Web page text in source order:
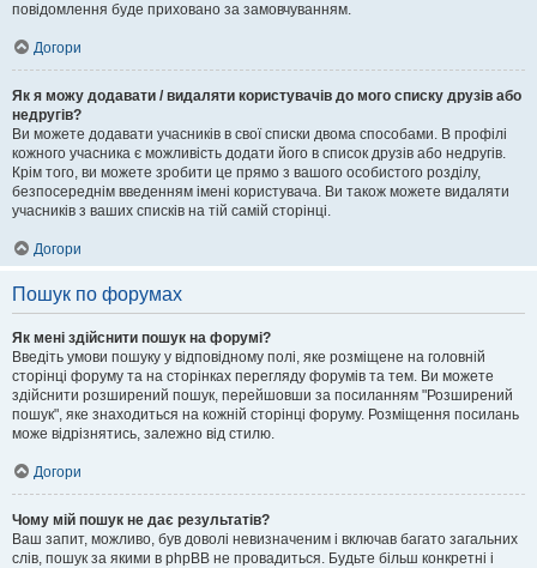
повідомлення буде приховано за замовчуванням.
Догори
Як я можу додавати / видаляти користувачів до мого списку друзів або
недругів?
Ви можете додавати учасників в свої списки двома способами. В профілі
кожного учасника є можливість додати його в список друзів або недругів.
Крім того, ви можете зробити це прямо з вашого особистого розділу,
безпосереднім введенням імені користувача. Ви також можете видаляти
учасників з ваших списків на тій самій сторінці.
Догори
Пошук по форумах
Як мені здійснити пошук на форумі?
Введіть умови пошуку у відповідному полі, яке розміщене на головній
сторінці форуму та на сторінках перегляду форумів та тем. Ви можете
здійснити розширений пошук, перейшовши за посиланням "Розширений
пошук", яке знаходиться на кожній сторінці форуму. Розміщення посилань
може відрізнятись, залежно від стилю.
Догори
Чому мій пошук не дає результатів?
Ваш запит, можливо, був доволі невизначеним і включав багато загальних
слів, пошук за якими в phpBB не провадиться. Будьте більш конкретні і